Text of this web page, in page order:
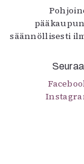
säännöllisesti
Seuraa